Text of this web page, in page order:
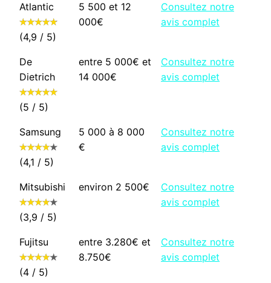
Atlantic
(4,9 / 5)
5 500 et 12
000€
Consultez notre
avis complet
De
Dietrich
(5 / 5)
entre 5 000€ et
14 000€
Consultez notre
avis complet
Samsung
(4,1 / 5)
5 000 à 8 000
€
Consultez notre
avis complet
Mitsubishi
(3,9 / 5)
environ 2 500€
Consultez notre
avis complet
Fujitsu
(4 / 5)
entre 3.280€ et
8.750€
Consultez notre
avis complet